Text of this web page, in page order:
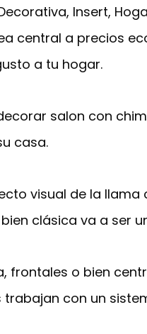
Insert,
central a precios
a tu hogar.
salon con
casa.
visual de la
clásica va a ser
frontales o bien
con un